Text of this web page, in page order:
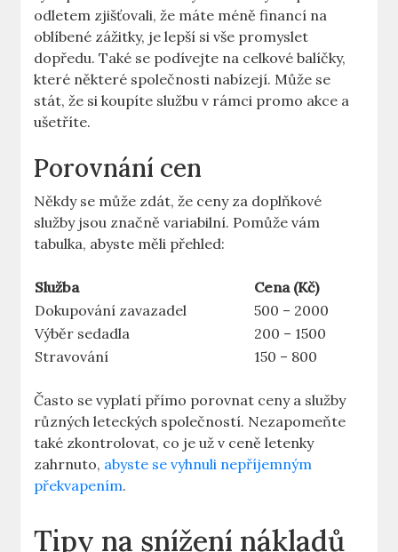
odletem zjišťovali, že máte méně financí na
oblíbené zážitky, je lepší si vše promyslet
dopředu. Také se podívejte na celkové balíčky,
které některé společnosti nabízejí. Může se
stát, že si koupíte službu v rámci promo akce a
ušetříte.
Porovnání cen
Někdy se může zdát, že ceny za doplňkové
služby jsou značně variabilní. Pomůže vám
tabulka, abyste měli přehled:
Služba
Cena (Kč)
Dokupování zavazadel
500 – 2000
Výběr sedadla
200 – 1500
Stravování
150 – 800
Často se vyplatí přímo porovnat ceny a služby
různých leteckých společností. Nezapomeňte
také zkontrolovat, co je už v ceně letenky
zahrnuto, abyste se vyhnuli nepříjemným
překvapením.
Tipy na snížení nákladů